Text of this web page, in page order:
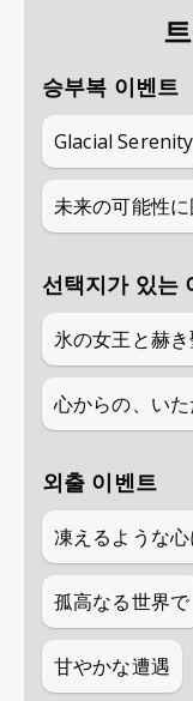
승부복 이벤트
Glacial Serenity
未来の可能性
선택지가 있는
氷の女王と赫
心からの、い
외출 이벤트
凍えるような
孤高なる世界で
甘やかな遭遇